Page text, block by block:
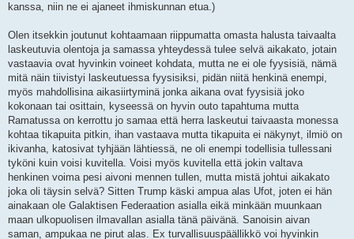
kanssa, niin ne ei ajaneet ihmiskunnan etua.)
Olen itsekkin joutunut kohtaamaan riippumatta omasta halusta taivaalta
laskeutuvia olentoja ja samassa yhteydessä tulee selvä aikakato, jotain
vastaavia ovat hyvinkin voineet kohdata, mutta ne ei ole fyysisiä, nämä
mitä näin tiivistyi laskeutuessa fyysisiksi, pidän niitä henkinä enempi,
myös mahdollisina aikasiirtyminä jonka aikana ovat fyysisiä joko
kokonaan tai osittain, kyseessä on hyvin outo tapahtuma mutta
Ramatussa on kerrottu jo samaa että herra laskeutui taivaasta monessa
kohtaa tikapuita pitkin, ihan vastaava mutta tikapuita ei näkynyt, ilmiö on
ikivanha, katosivat tyhjään lähtiessä, ne oli enempi todellisia tullessani
tyköni kuin voisi kuvitella. Voisi myös kuvitella että jokin valtava
henkinen voima pesi aivoni mennen tullen, mutta mistä johtui aikakato
joka oli täysin selvä? Sitten Trump käski ampua alas Ufot, joten ei hän
ainakaan ole Galaktisen Federaation asialla eikä minkään muunkaan
maan ulkopuolisen ilmavallan asialla tänä päivänä. Sanoisin aivan
saman, ampukaa ne pirut alas. Ex turvallisuuspäällikkö voi hyvinkin